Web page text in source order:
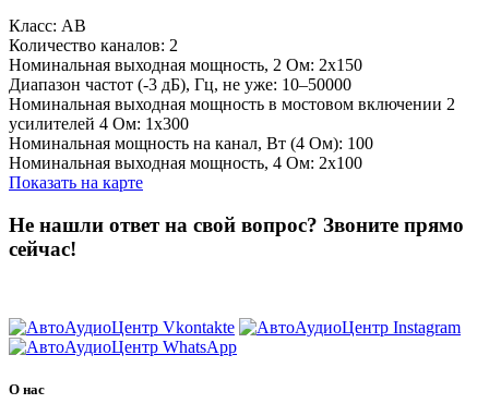
Класс: AB
Количество каналов: 2
Номинальная выходная мощность, 2 Ом: 2х150
Диапазон частот (-3 дБ), Гц, не уже: 10–50000
Номинальная выходная мощность в мостовом включении 2
усилителей 4 Ом: 1х300
Номинальная мощность на канал, Вт (4 Ом): 100
Номинальная выходная мощность, 4 Ом: 2x100
Показать на карте
Не нашли ответ на свой вопрос? Звоните прямо
сейчас!
О нас